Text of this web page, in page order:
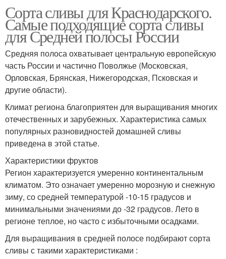
Сорта сливы для Краснодарского.
Самые подходящие сорта сливы
для Средней полосы России
Средняя полоса охватывает центральную европейскую
часть России и частично Поволжье (Московская,
Орловская, Брянская, Нижегородская, Псковская и
другие области).
Климат региона благоприятен для выращивания многих
отечественных и зарубежных. Характеристика самых
популярных разновидностей домашней сливы
приведена в этой статье.
Характеристики фруктов
Регион характеризуется умеренно континентальным
климатом. Это означает умеренно морозную и снежную
зиму, со средней температурой -10-15 градусов и
минимальными значениями до -32 градусов. Лето в
регионе теплое, но часто с избыточными осадками.
Для выращивания в средней полосе подбирают сорта
сливы с такими характеристиками :